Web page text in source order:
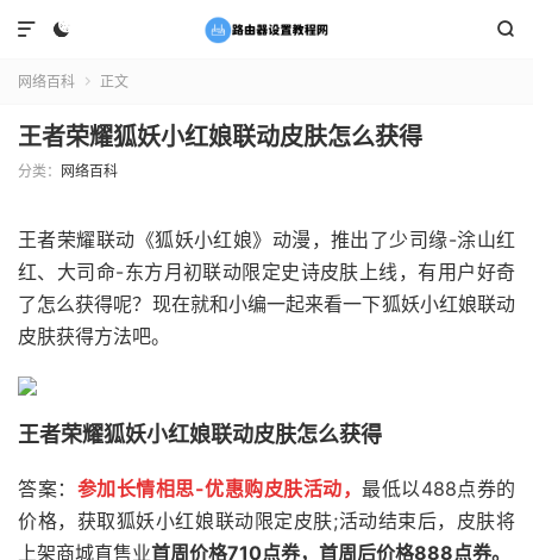
 

网络百科  正文
王者荣耀狐妖小红娘联动皮肤怎么获得
分类： 网络百科
王者荣耀联动《狐妖小红娘》动漫，推出了少司缘-涂山红
红、大司命-东方月初联动限定史诗皮肤上线，有用户好奇
了怎么获得呢？现在就和小编一起来看一下狐妖小红娘联动
皮肤获得方法吧。
王者荣耀狐妖小红娘联动皮肤怎么获得
答案： 参加长情相思-优惠购皮肤活动， 最低以488点券的
价格，获取狐妖小红娘联动限定皮肤;活动结束后，皮肤将
上架商城直售业首周价格710点券，首周后价格888点券。